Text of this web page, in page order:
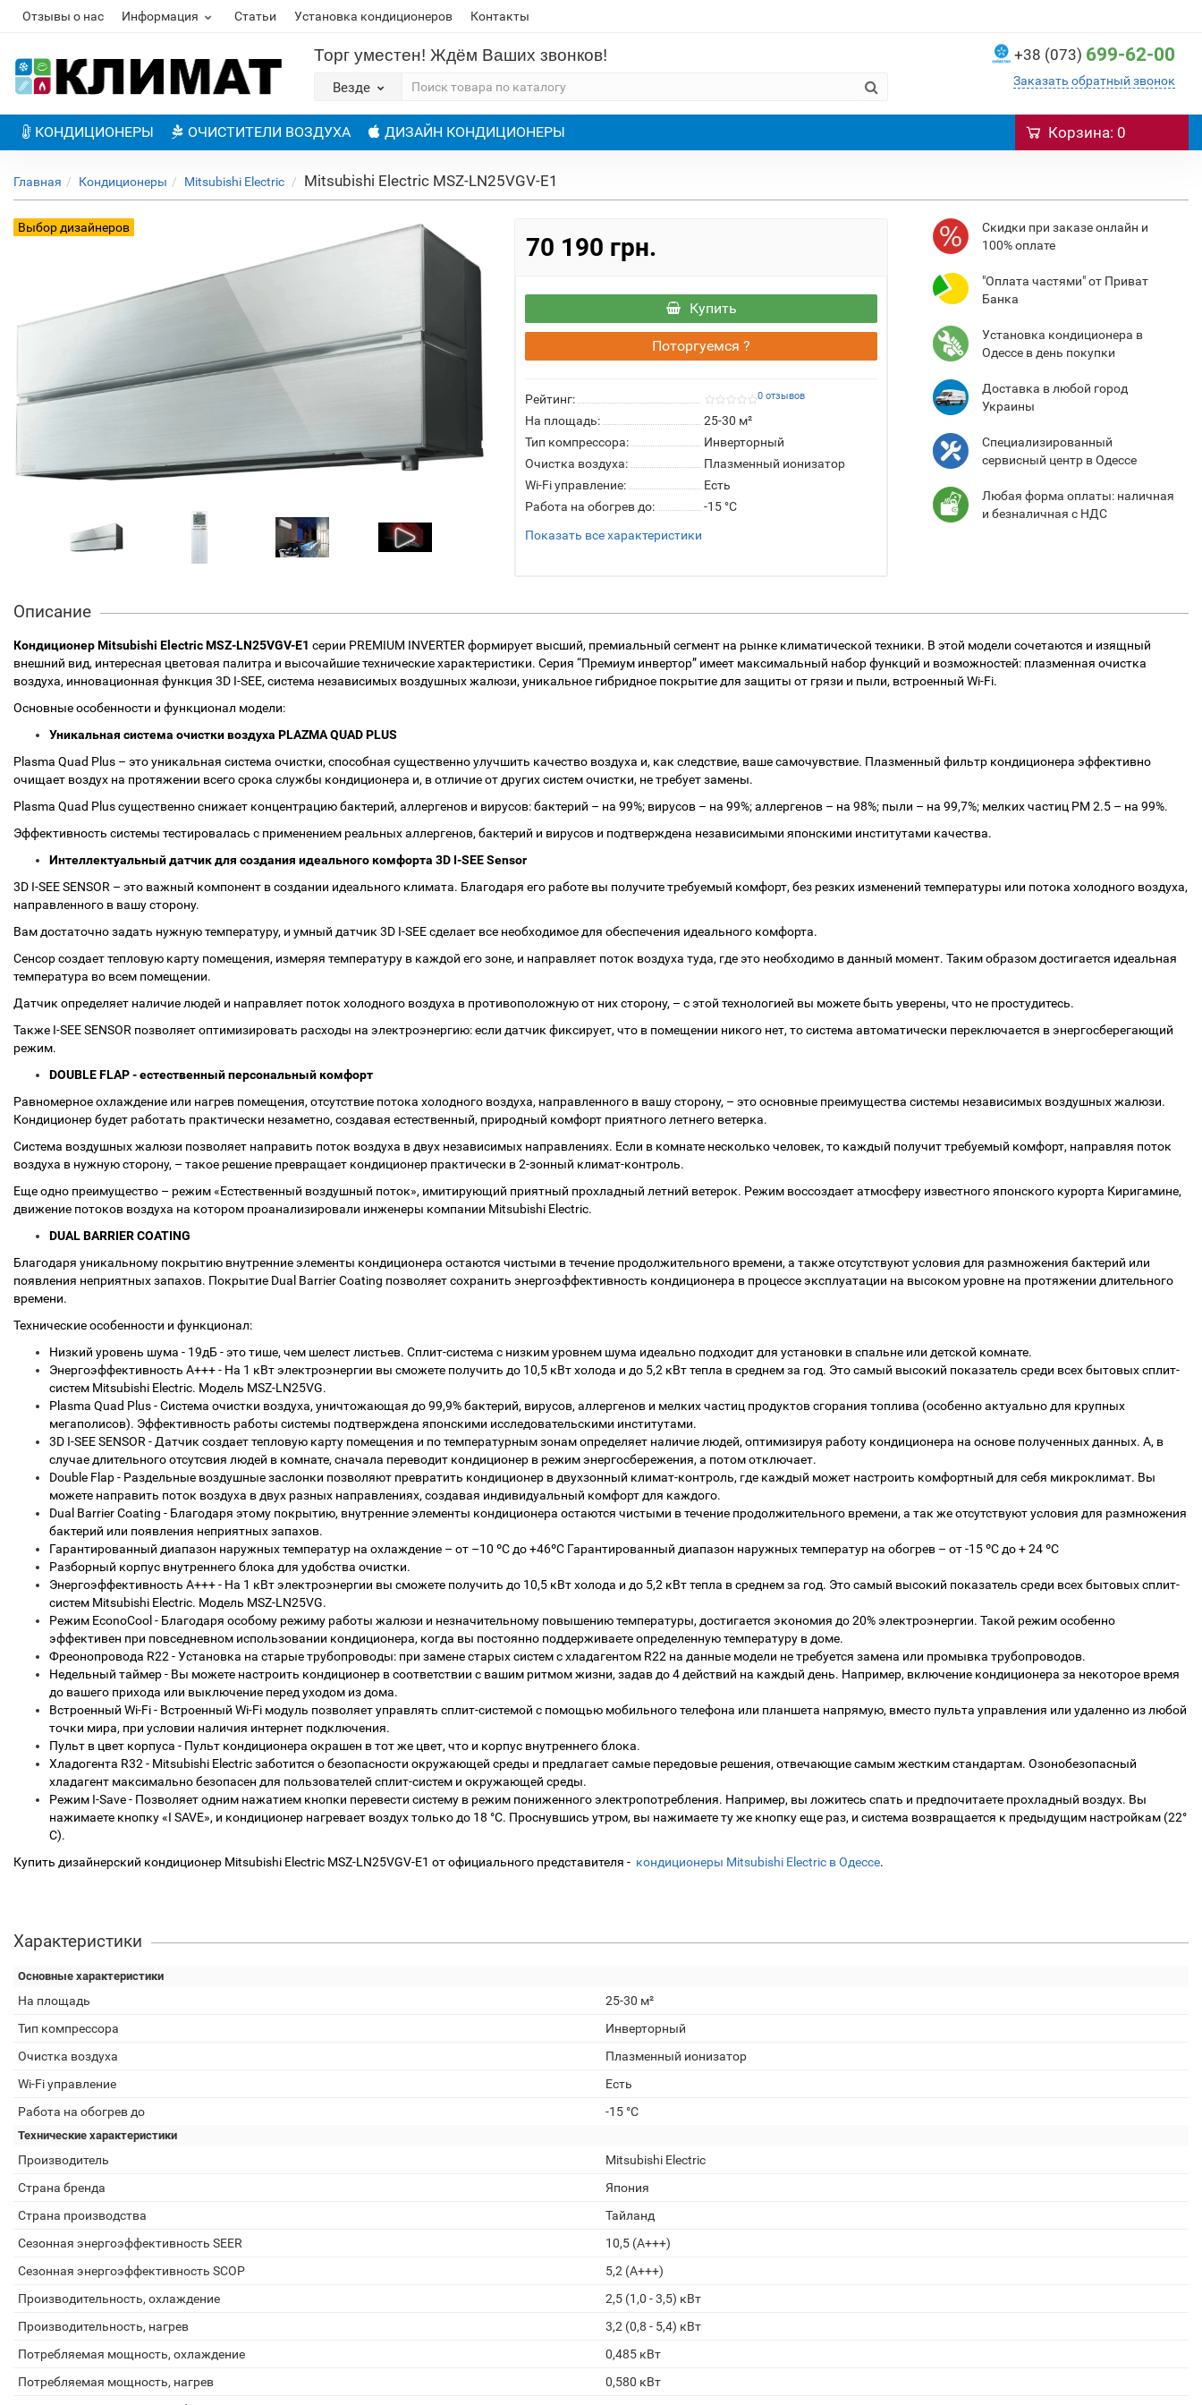
Отзывы о нас Информация Статьи Установка кондиционеров Контакты
Торг уместен! Ждём Ваших звонков!
Везде
+38 (073) 699-62-00
Заказать обратный звонок
КОНДИЦИОНЕРЫ ОЧИСТИТЕЛИ ВОЗДУХА ДИЗАЙН КОНДИЦИОНЕРЫ Корзина: 0
Главная Кондиционеры Mitsubishi Electric Mitsubishi Electric MSZ-LN25VGV-E1
Выбор дизайнеров
70 190 грн.
Купить
Поторгуемся ?
Рейтинг: 0 отзывов
На площадь:
25-30 м²
Тип компрессора:
Инверторный
Очистка воздуха:
Плазменный ионизатор
Wi-Fi управление:
Есть
Работа на обогрев до:
-15 °C
Показать все характеристики
Cкидки при заказе онлайн и
100% оплате
"Оплата частями" от Приват
Банка
Установка кондиционера в
Одессе в день покупки
Доставка в любой город
Украины
Специализированный
сервисный центр в Одессе
Любая форма оплаты: наличная
и безналичная с НДС
Описание
Кондиционер Mitsubishi Electric MSZ-LN25VGV-E1 серии PREMIUM INVERTER формирует высший, премиальный сегмент на рынке климатической техники. В этой модели сочетаются и изящный
внешний вид, интересная цветовая палитра и высочайшие технические характеристики. Серия “Премиум инвертор” имеет максимальный набор функций и возможностей: плазменная очистка
воздуха, инновационная функция 3D I-SEE, система независимых воздушных жалюзи, уникальное гибридное покрытие для защиты от грязи и пыли, встроенный Wi-Fi.
Основные особенности и функционал модели:
Уникальная система очистки воздуха PLAZMA QUAD PLUS
Plasma Quad Plus – это уникальная система очистки, способная существенно улучшить качество воздуха и, как следствие, ваше самочувствие. Плазменный фильтр кондиционера эффективно
очищает воздух на протяжении всего срока службы кондиционера и, в отличие от других систем очистки, не требует замены.
Plasma Quad Plus существенно снижает концентрацию бактерий, аллергенов и вирусов: бактерий – на 99%; вирусов – на 99%; аллергенов – на 98%; пыли – на 99,7%; мелких частиц PM 2.5 – на 99%.
Эффективность системы тестировалась с применением реальных аллергенов, бактерий и вирусов и подтверждена независимыми японскими институтами качества.
Интеллектуальный датчик для создания идеального комфорта 3D I-SEE Sensor
3D I-SEE SENSOR – это важный компонент в создании идеального климата. Благодаря его работе вы получите требуемый комфорт, без резких изменений температуры или потока холодного воздуха,
направленного в вашу сторону.
Вам достаточно задать нужную температуру, и умный датчик 3D I-SEE сделает все необходимое для обеспечения идеального комфорта.
Сенсор создает тепловую карту помещения, измеряя температуру в каждой его зоне, и направляет поток воздуха туда, где это необходимо в данный момент. Таким образом достигается идеальная
температура во всем помещении.
Датчик определяет наличие людей и направляет поток холодного воздуха в противоположную от них сторону, – с этой технологией вы можете быть уверены, что не простудитесь.
Также I-SEE SENSOR позволяет оптимизировать расходы на электроэнергию: если датчик фиксирует, что в помещении никого нет, то система автоматически переключается в энергосберегающий
режим.
DOUBLE FLAP - естественный персональный комфорт
Равномерное охлаждение или нагрев помещения, отсутствие потока холодного воздуха, направленного в вашу сторону, – это основные преимущества системы независимых воздушных жалюзи.
Кондиционер будет работать практически незаметно, создавая естественный, природный комфорт приятного летнего ветерка.
Система воздушных жалюзи позволяет направить поток воздуха в двух независимых направлениях. Если в комнате несколько человек, то каждый получит требуемый комфорт, направляя поток
воздуха в нужную сторону, – такое решение превращает кондиционер практически в 2-зонный климат-контроль.
Еще одно преимущество – режим «Естественный воздушный поток», имитирующий приятный прохладный летний ветерок. Режим воссоздает атмосферу известного японского курорта Киригамине,
движение потоков воздуха на котором проанализировали инженеры компании Mitsubishi Electric.
DUAL BARRIER COATING
Благодаря уникальному покрытию внутренние элементы кондиционера остаются чистыми в течение продолжительного времени, а также отсутствуют условия для размножения бактерий или
появления неприятных запахов. Покрытие Dual Barrier Coating позволяет сохранить энергоэффективность кондиционера в процессе эксплуатации на высоком уровне на протяжении длительного
времени.
Технические особенности и функционал:
Низкий уровень шума - 19дБ - это тише, чем шелест листьев. Сплит-система с низким уровнем шума идеально подходит для установки в спальне или детской комнате.
Энергоэффективность А+++ - На 1 кВт электроэнергии вы сможете получить до 10,5 кВт холода и до 5,2 кВт тепла в среднем за год. Это самый высокий показатель среди всех бытовых сплит-
систем Mitsubishi Electric. Модель MSZ-LN25VG.
Plasma Quad Plus - Система очистки воздуха, уничтожающая до 99,9% бактерий, вирусов, аллергенов и мелких частиц продуктов сгорания топлива (особенно актуально для крупных
мегаполисов). Эффективность работы системы подтверждена японскими исследовательскими институтами.
3D I-SEE SENSOR - Датчик создает тепловую карту помещения и по температурным зонам определяет наличие людей, оптимизируя работу кондиционера на основе полученных данных. А, в
случае длительного отсутсвия людей в комнате, сначала переводит кондиционер в режим энергосбережения, а потом отключает.
Double Flap - Раздельные воздушные заслонки позволяют превратить кондиционер в двухзонный климат-контроль, где каждый может настроить комфортный для себя микроклимат. Вы
можете направить поток воздуха в двух разных направлениях, создавая индивидуальный комфорт для каждого.
Dual Barrier Coating - Благодаря этому покрытию, внутренние элементы кондиционера остаются чистыми в течение продолжительного времени, а так же отсутствуют условия для размножения
бактерий или появления неприятных запахов.
Гарантированный диапазон наружных температур на охлаждение – от –10 ºC до +46ºC Гарантированный диапазон наружных температур на обогрев – от -15 ºC до + 24 ºC
Разборный корпус внутреннего блока для удобства очистки.
Энергоэффективность А+++ - На 1 кВт электроэнергии вы сможете получить до 10,5 кВт холода и до 5,2 кВт тепла в среднем за год. Это самый высокий показатель среди всех бытовых сплит-
систем Mitsubishi Electric. Модель MSZ-LN25VG.
Режим EconoCool - Благодаря особому режиму работы жалюзи и незначительному повышению температуры, достигается экономия до 20% электроэнергии. Такой режим особенно
эффективен при повседневном использовании кондиционера, когда вы постоянно поддерживаете определенную температуру в доме.
Фреонопровода R22 - Установка на старые трубопроводы: при замене старых систем с хладагентом R22 на данные модели не требуется замена или промывка трубопроводов.
Недельный таймер - Вы можете настроить кондиционер в соответствии с вашим ритмом жизни, задав до 4 действий на каждый день. Например, включение кондиционера за некоторое время
до вашего прихода или выключение перед уходом из дома.
Встроенный Wi-Fi - Встроенный Wi-Fi модуль позволяет управлять сплит-системой с помощью мобильного телефона или планшета напрямую, вместо пульта управления или удаленно из любой
точки мира, при условии наличия интернет подключения.
Пульт в цвет корпуса - Пульт кондиционера окрашен в тот же цвет, что и корпус внутреннего блока.
Хладогента R32 - Mitsubishi Electric заботится о безопасности окружающей среды и предлагает самые передовые решения, отвечающие самым жестким стандартам. Озонобезопасный
хладагент максимально безопасен для пользователей сплит-систем и окружающей среды.
Режим I-Save - Позволяет одним нажатием кнопки перевести систему в режим пониженного электропотребления. Например, вы ложитесь спать и предпочитаете прохладный воздух. Вы
нажимаете кнопку «I SAVE», и кондиционер нагревает воздух только до 18 °С. Проснувшись утром, вы нажимаете ту же кнопку еще раз, и система возвращается к предыдущим настройкам (22°
С).
Купить дизайнерский кондиционер Mitsubishi Electric MSZ-LN25VGV-E1 от официального представителя - кондиционеры Mitsubishi Electric в Одессе.
Характеристики
Основные характеристики
На площадь
25-30 м²
Тип компрессора
Инверторный
Очистка воздуха
Плазменный ионизатор
Wi-Fi управление
Есть
Работа на обогрев до
-15 °C
Технические характеристики
Производитель
Mitsubishi Electric
Страна бренда
Япония
Страна производства
Тайланд
Сезонная энергоэффективность SEER
10,5 (A+++)
Сезонная энергоэффективность SCOP
5,2 (A+++)
Производительность, охлаждение
2,5 (1,0 - 3,5) кВт
Производительность, нагрев
3,2 (0,8 - 5,4) кВт
Потребляемая мощность, охлаждение
0,485 кВт
Потребляемая мощность, нагрев
0,580 кВт